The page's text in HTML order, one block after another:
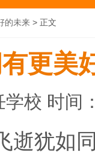
的未来 > 正文
更美
校 时间
逝犹如